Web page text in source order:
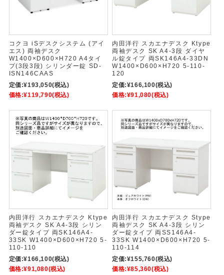
コクヨ iSデスクシステム (アイ
エス) 両袖デスク
W1400×D600×H720 A4タイ
プ(3段3段) シリンダー錠 SD-
ISN146CAAS
定価:¥193,050(税込)
価格:¥119,790(税込)
内田洋行 スカエナデスク Ktype
両袖デスク SK A4-3段 ダイヤ
ル錠タイプ 両SK146A4-33DN
W1400×D600×H720 5-110-
120
定価:¥166,100(税込)
価格:¥91,080(税込)
内田洋行 スカエナデスク Ktype
両袖デスク SK A4-3段 シリン
ダー錠タイプ 両SK146A4-
33SK W1400×D600×H720 5-
110-110
定価:¥166,100(税込)
価格:¥91,080(税込)
内田洋行 スカエナデスク Stype
両袖デスク SK A4-3段 シリン
ダー錠タイプ 両SS146A4-
33SK W1400×D600×H720 5-
110-114
定価:¥155,760(税込)
価格:¥85,360(税込)